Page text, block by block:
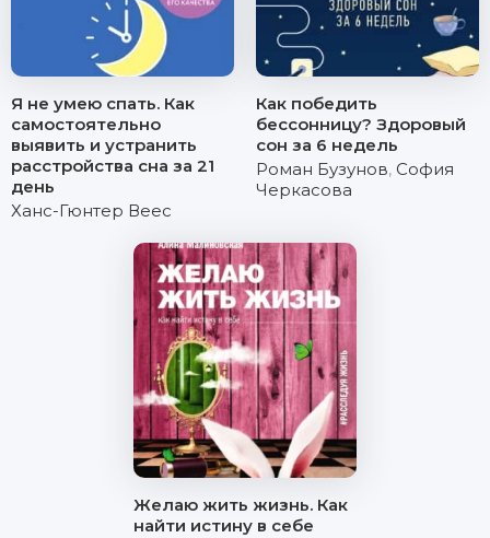
Я не умею спать. Как
самостоятельно
выявить и устранить
расстройства сна за 21
день
Ханс-Гюнтер Веес
Как победить
бессонницу? Здоровый
сон за 6 недель
Роман Бузунов, София
Черкасова
Желаю жить жизнь. Как
найти истину в себе